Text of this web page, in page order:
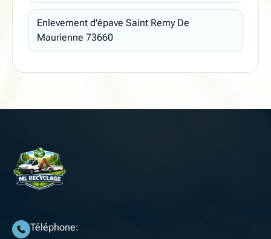
Enlevement d'épave Saint Remy De
Maurienne 73660
Téléphone: